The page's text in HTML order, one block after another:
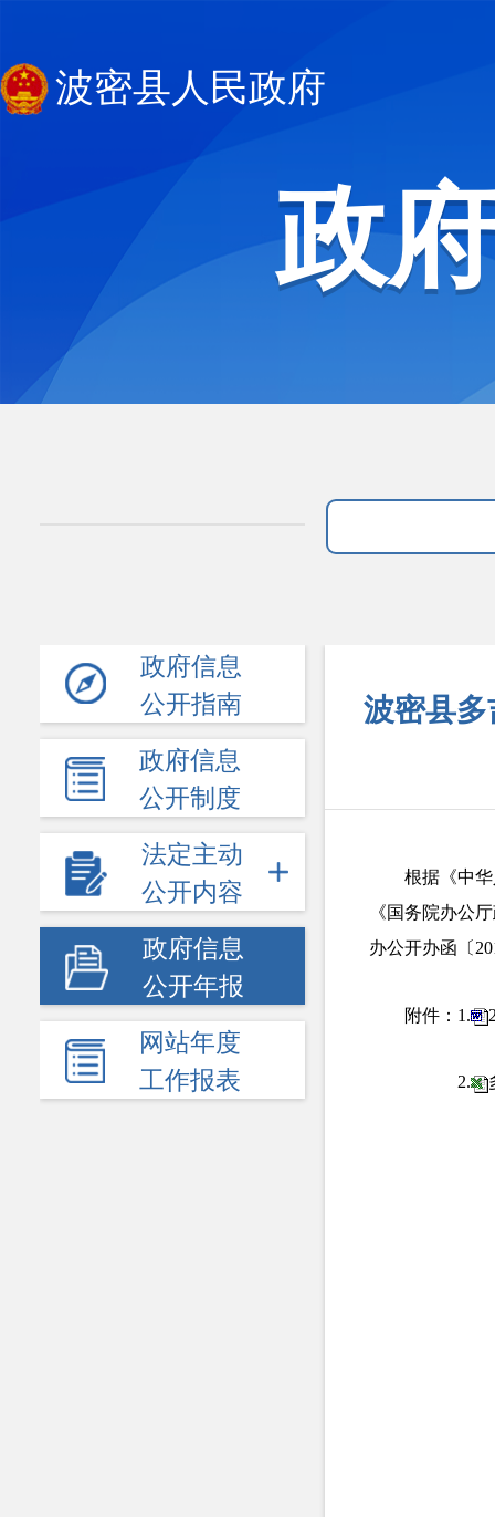
波密县人民政府
政
政府信息
公开指南
政府信息
公开制度
法定主动
公开内容
政府信息
公开年报
网站年度
工作报表
波密县多
根据《中
《国务院办公
办公开办函〔
附件：1.
2.